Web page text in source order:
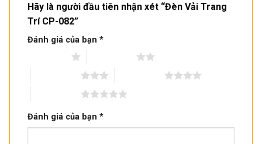
Hãy là người đầu tiên nhận xét “Đèn Vải Trang
Trí CP-082”
Đánh giá của bạn *
Đánh giá của bạn *